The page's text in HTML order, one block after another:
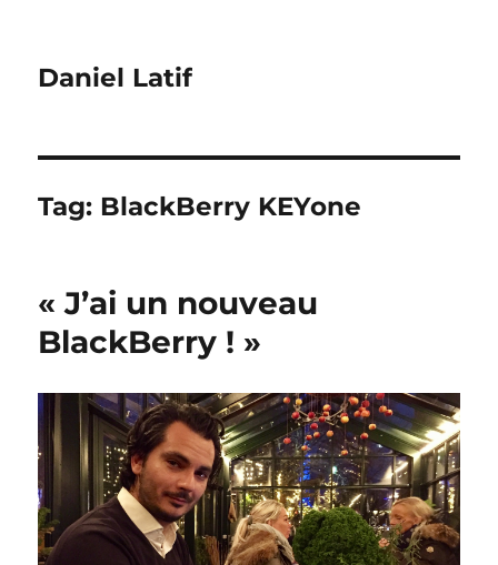
Daniel Latif
Tag: BlackBerry KEYone
« J’ai un nouveau
BlackBerry ! »